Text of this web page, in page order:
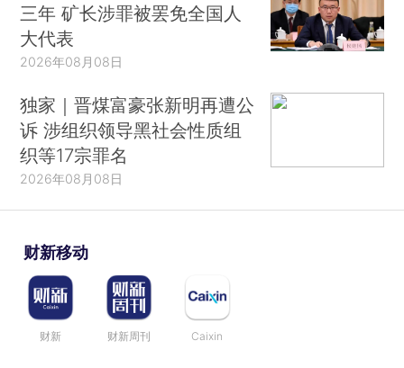
三年 矿长涉罪被罢免全国人
大代表
2026年08月08日
独家｜晋煤富豪张新明再遭公
诉 涉组织领导黑社会性质组
织等17宗罪名
2026年08月08日
财新移动
财新 财新周刊 Caixin